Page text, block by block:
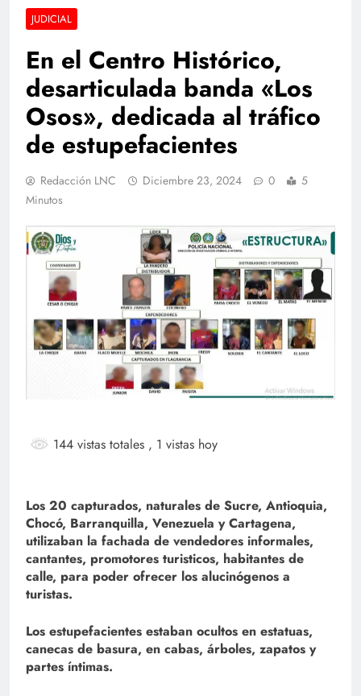
JUDICIAL
En el Centro Histórico,
desarticulada banda «Los
Osos», dedicada al tráfico
de estupefacientes
Redacción LNC Diciembre 23, 2024 0
5
Minutos
144 vistas totales , 1 vistas hoy
Los 20 capturados, naturales de Sucre, Antioquia,
Chocó, Barranquilla, Venezuela y Cartagena,
utilizaban la fachada de vendedores informales,
cantantes, promotores turisticos, habitantes de
calle, para poder ofrecer los alucinógenos a
turistas.
Los estupefacientes estaban ocultos en estatuas,
canecas de basura, en cabas, árboles, zapatos y
partes íntimas.